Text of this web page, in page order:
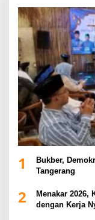
1
Bukber,
Tangerang
2
Menakar 2026,
dengan Kerja